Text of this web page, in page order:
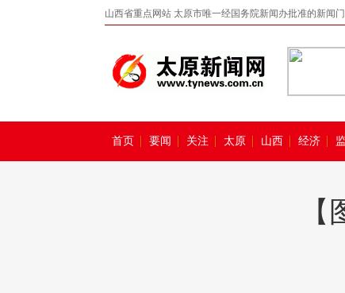
山西省重点网站 太原市唯一经国务院新闻办批准的新闻
首页 要闻 关注 太原 山西 经济